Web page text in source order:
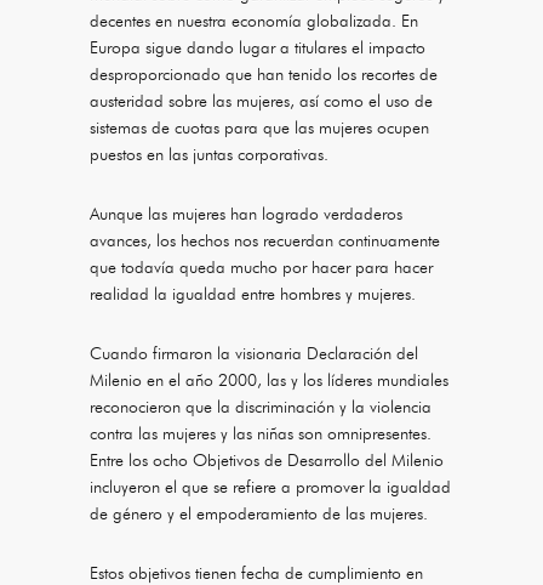
decentes en nuestra economía globalizada. En
Europa sigue dando lugar a titulares el impacto
desproporcionado que han tenido los recortes de
austeridad sobre las mujeres, así como el uso de
sistemas de cuotas para que las mujeres ocupen
puestos en las juntas corporativas.
Aunque las mujeres han logrado verdaderos
avances, los hechos nos recuerdan continuamente
que todavía queda mucho por hacer para hacer
realidad la igualdad entre hombres y mujeres.
Cuando firmaron la visionaria Declaración del
Milenio en el año 2000, las y los líderes mundiales
reconocieron que la discriminación y la violencia
contra las mujeres y las niñas son omnipresentes.
Entre los ocho Objetivos de Desarrollo del Milenio
incluyeron el que se refiere a promover la igualdad
de género y el empoderamiento de las mujeres.
Estos objetivos tienen fecha de cumplimiento en